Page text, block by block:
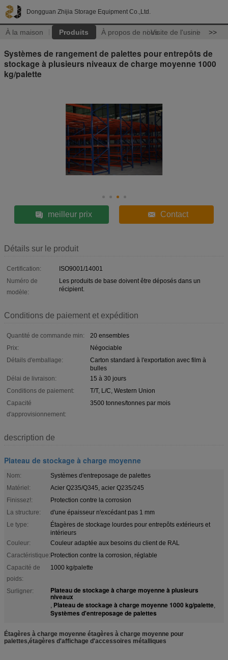
Dongguan Zhijia Storage Equipment Co.,Ltd.
À la maison Produits À propos de nousVisite de l'usine >>
Systèmes de rangement de palettes pour entrepôts de
stockage à plusieurs niveaux de charge moyenne 1000
kg/palette
meilleur prix Contact
Détails sur le produit
Certification:
ISO9001/14001
Numéro de
modèle:
Les produits de base doivent être déposés dans un
récipient.
Conditions de paiement et expédition
Quantité de commande min:
20 ensembles
Prix:
Négociable
Détails d'emballage:
Carton standard à l'exportation avec film à
bulles
Délai de livraison:
15 à 30 jours
Conditions de paiement:
T/T, L/C, Western Union
Capacité
d'approvisionnement:
3500 tonnes/tonnes par mois
description de
Plateau de stockage à charge moyenne
Nom:
Systèmes d'entreposage de palettes
Matériel:
Acier Q235/Q345, acier Q235/245
Finissez!:
Protection contre la corrosion
La structure:
d'une épaisseur n'excédant pas 1 mm
Le type:
Étagères de stockage lourdes pour entrepôts extérieurs et
intérieurs
Couleur:
Couleur adaptée aux besoins du client de RAL
Caractéristique:Protection contre la corrosion, réglable
Capacité de
poids:
1000 kg/palette
Surligner: Plateau de stockage à charge moyenne à plusieurs
niveaux
, Plateau de stockage à charge moyenne 1000 kg/palette,
Systèmes d'entreposage de palettes
Étagères à charge moyenne étagères à charge moyenne pour
palettes,étagères d'affichage d'accessoires métalliques